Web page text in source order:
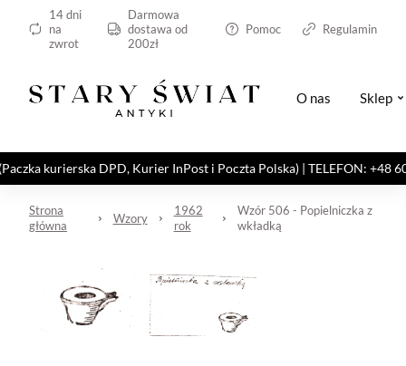
14 dni
na
zwrot
Darmowa
dostawa od
200zł
Pomoc Regulamin
O nas Sklep
kurierska DPD, Kurier InPost i Poczta Polska) | TELEFON: +48
Strona
główna
Wzory
1962
rok
Wzór 506 - Popielniczka z
wkładką